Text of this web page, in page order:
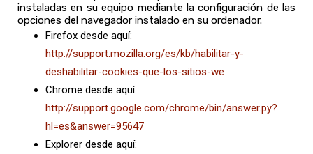
instaladas en su equipo mediante la configuración de las
opciones del navegador instalado en su ordenador.
Firefox desde aquí:
http://support.mozilla.org/es/kb/habilitar-y-
deshabilitar-cookies-que-los-sitios-we
Chrome desde aquí:
http://support.google.com/chrome/bin/answer.py?
hl=es&answer=95647
Explorer desde aquí: